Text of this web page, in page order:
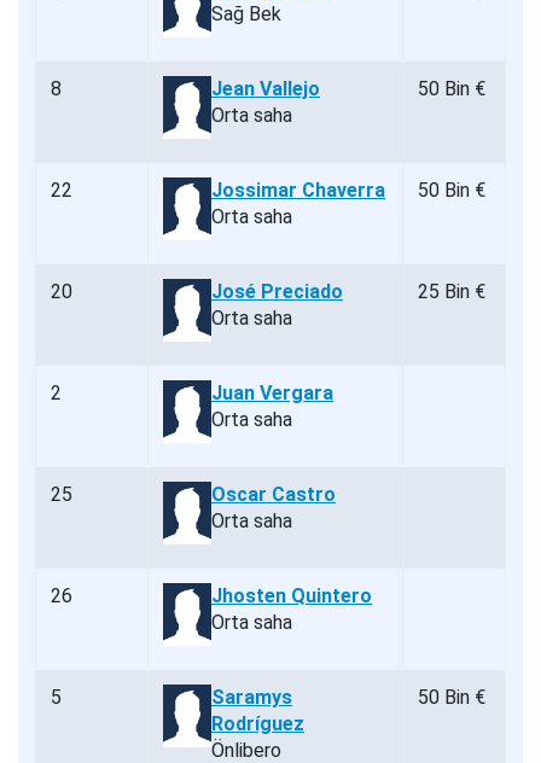
Sağ Bek
8
Jean Vallejo
Orta saha
50 Bin €
22
Jossimar Chaverra
Orta saha
50 Bin €
20
José Preciado
Orta saha
25 Bin €
2
Juan Vergara
Orta saha
25
Oscar Castro
Orta saha
26
Jhosten Quintero
Orta saha
5
Saramys
Rodríguez
Önlibero
50 Bin €